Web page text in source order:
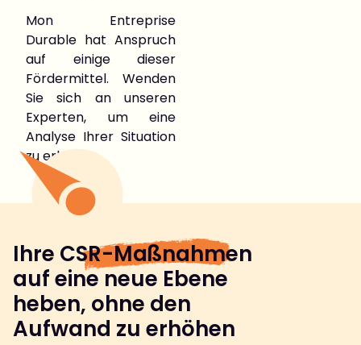
Mon Entreprise
Durable hat Anspruch
auf einige dieser
Fördermittel. Wenden
Sie sich an unseren
Experten, um eine
Analyse Ihrer Situation
zu erhalten.
Ihre CSR-Maßnahmen
auf eine neue Ebene
heben, ohne den
Aufwand zu erhöhen